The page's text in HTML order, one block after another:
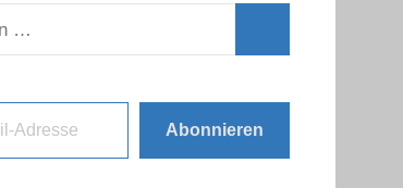
Abonnieren